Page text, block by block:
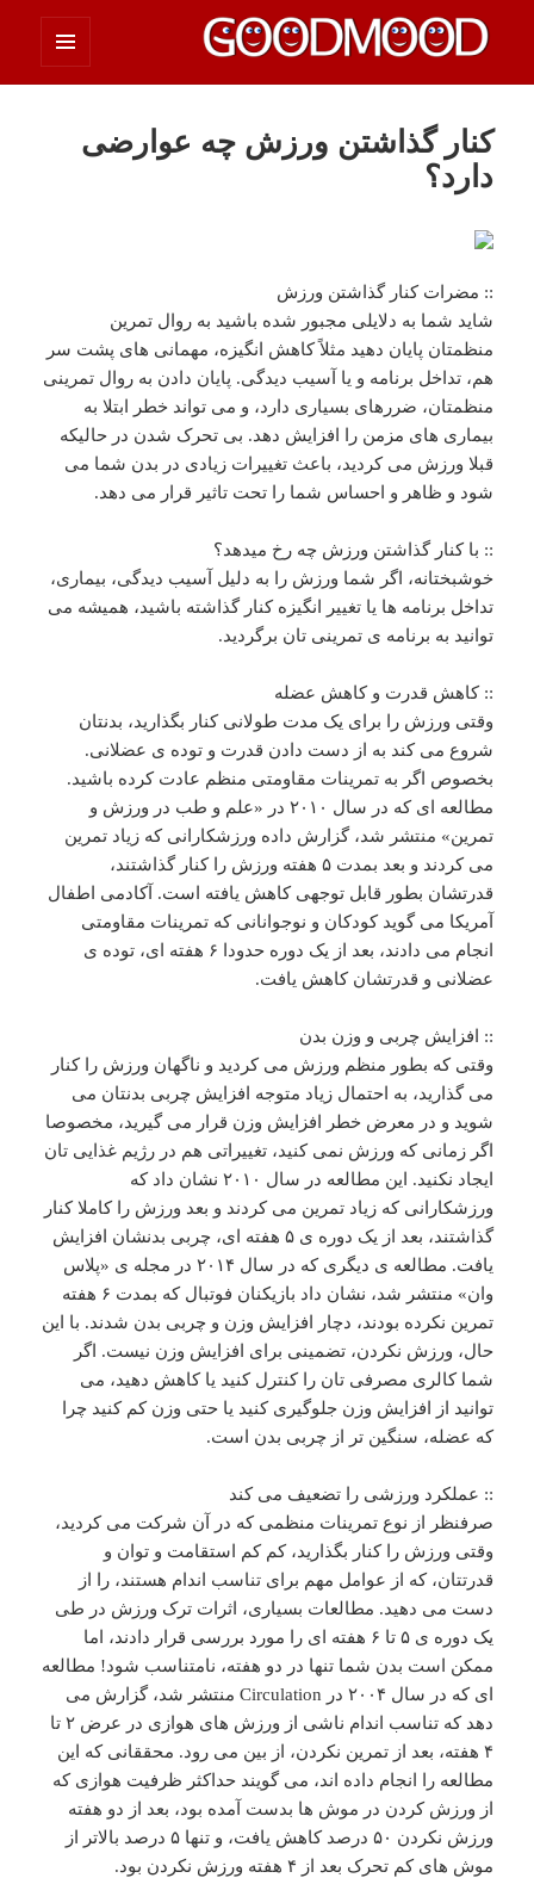
چیزای خووب مووب
کنار گذاشتن ورزش چه عوارضی
دارد؟
:: مضرات کنار گذاشتن ورزش
شاید شما به دلایلی مجبور شده باشید به روال تمرین
منظمتان پایان دهید مثلاً کاهش انگیزه، مهمانی های پشت سر
هم، تداخل برنامه و یا آسیب دیدگی. پایان دادن به روال تمرینی
منظمتان، ضررهای بسیاری دارد، و می تواند خطر ابتلا به
بیماری های مزمن را افزایش دهد. بی تحرک شدن در حالیکه
قبلا ورزش می کردید، باعث تغییرات زیادی در بدن شما می
شود و ظاهر و احساس شما را تحت تاثیر قرار می دهد.
:: با کنار گذاشتن ورزش چه رخ میدهد؟
خوشبختانه، اگر شما ورزش را به دلیل آسیب دیدگی، بیماری،
تداخل برنامه ها یا تغییر انگیزه کنار گذاشته باشید، همیشه می
توانید به برنامه ی تمرینی تان برگردید.
:: کاهش قدرت و کاهش عضله
وقتی ورزش را برای یک مدت طولانی کنار بگذارید، بدنتان
شروع می کند به از دست دادن قدرت و توده ی عضلانی.
بخصوص اگر به تمرینات مقاومتی منظم عادت کرده باشید.
مطالعه ای که در سال ۲۰۱۰ در «علم و طب در ورزش و
تمرین» منتشر شد، گزارش داده ورزشکارانی که زیاد تمرین
می کردند و بعد بمدت ۵ هفته ورزش را کنار گذاشتند،
قدرتشان بطور قابل توجهی کاهش یافته است. آکادمی اطفال
آمریکا می گوید کودکان و نوجوانانی که تمرینات مقاومتی
انجام می دادند، بعد از یک دوره حدودا ۶ هفته ای، توده ی
عضلانی و قدرتشان کاهش یافت.
:: افزایش چربی و وزن بدن
وقتی که بطور منظم ورزش می کردید و ناگهان ورزش را کنار
می گذارید، به احتمال زیاد متوجه افزایش چربی بدنتان می
شوید و در معرض خطر افزایش وزن قرار می گیرید، مخصوصا
اگر زمانی که ورزش نمی کنید، تغییراتی هم در رژیم غذایی تان
ایجاد نکنید. این مطالعه در سال ۲۰۱۰ نشان داد که
ورزشکارانی که زیاد تمرین می کردند و بعد ورزش را کاملا کنار
گذاشتند، بعد از یک دوره ی ۵ هفته ای، چربی بدنشان افزایش
یافت. مطالعه ی دیگری که در سال ۲۰۱۴ در مجله ی «پلاس
وان» منتشر شد، نشان داد بازیکنان فوتبال که بمدت ۶ هفته
تمرین نکرده بودند، دچار افزایش وزن و چربی بدن شدند. با این
حال، ورزش نکردن، تضمینی برای افزایش وزن نیست. اگر
شما کالری مصرفی تان را کنترل کنید یا کاهش دهید، می
توانید از افزایش وزن جلوگیری کنید یا حتی وزن کم کنید چرا
که عضله، سنگین تر از چربی بدن است.
:: عملکرد ورزشی را تضعیف می کند
صرفنظر از نوع تمرینات منظمی که در آن شرکت می کردید،
وقتی ورزش را کنار بگذارید، کم کم استقامت و توان و
قدرتتان، که از عوامل مهم برای تناسب اندام هستند، را از
دست می دهید. مطالعات بسیاری، اثرات ترک ورزش در طی
یک دوره ی ۵ تا ۶ هفته ای را مورد بررسی قرار دادند، اما
ممکن است بدن شما تنها در دو هفته، نامتناسب شود! مطالعه
ای که در سال ۲۰۰۴ در Circulation منتشر شد، گزارش می
دهد که تناسب اندام ناشی از ورزش های هوازی در عرض ۲ تا
۴ هفته، بعد از تمرین نکردن، از بین می رود. محققانی که این
مطالعه را انجام داده اند، می گویند حداکثر ظرفیت هوازی که
از ورزش کردن در موش ها بدست آمده بود، بعد از دو هفته
ورزش نکردن ۵۰ درصد کاهش یافت، و تنها ۵ درصد بالاتر از
موش های کم تحرک بعد از ۴ هفته ورزش نکردن بود.